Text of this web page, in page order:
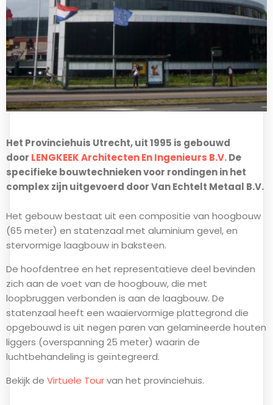
Het Provinciehuis Utrecht, uit 1995 is gebouwd
door LENGKEEK Architecten En Ingenieurs B.V.De
specifieke bouwtechnieken voor rondingen in het
complex zijn uitgevoerd door Van Echtelt Metaal B.V.
Het gebouw bestaat uit een compositie van hoogbouw
(65 meter) en statenzaal met aluminium gevel, en
stervormige laagbouw in baksteen.
De hoofdentree en het representatieve deel bevinden
zich aan de voet van de hoogbouw, die met
loopbruggen verbonden is aan de laagbouw. De
statenzaal heeft een waaiervormige plattegrond die
opgebouwd is uit negen paren van gelamineerde houten
liggers (overspanning 25 meter) waarin de
luchtbehandeling is geïntegreerd.
Bekijk de Virtuele Tourvan het provinciehuis.